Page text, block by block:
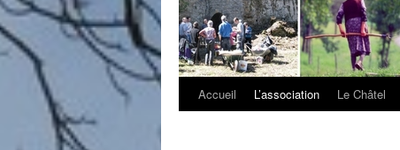
Aller
Accueil L’association Le Châtel